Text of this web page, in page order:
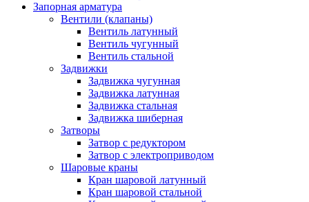
Запорная арматура
Вентили (клапаны)
Вентиль латунный
Вентиль чугунный
Вентиль стальной
Задвижки
Задвижка чугунная
Задвижка латунная
Задвижка стальная
Задвижка шиберная
Затворы
Затвор с редуктором
Затвор с электроприводом
Шаровые краны
Кран шаровой латунный
Кран шаровой стальной